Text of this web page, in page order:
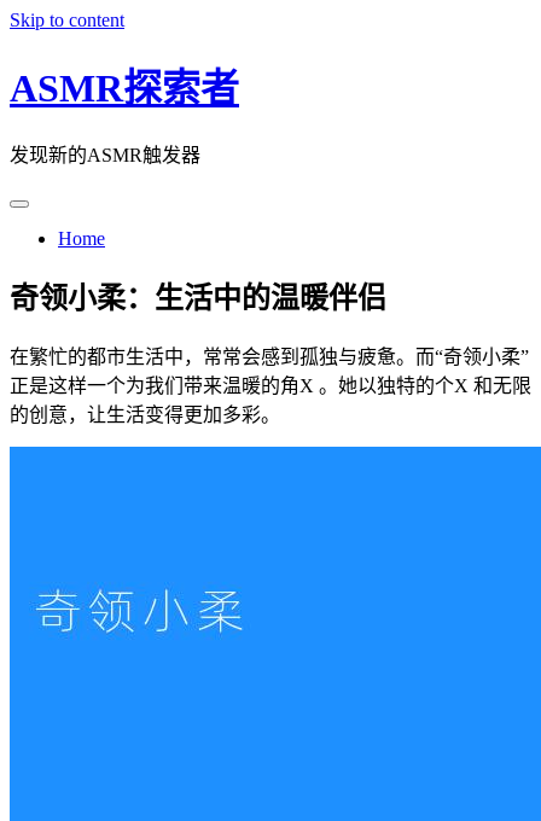
Skip to content
ASMR探索者
发现新的ASMR触发器
Home
奇领小柔：生活中的温暖伴侣
在繁忙的都市生活中，常常会感到孤独与疲惫。而“奇领小柔”
正是这样一个为我们带来温暖的角X 。她以独特的个X 和无限
的创意，让生活变得更加多彩。